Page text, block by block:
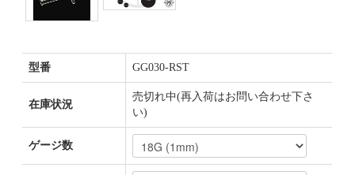
型番 GG030-RST
在庫状況
売切れ中(再入荷はお問い合わせ下さ
い)
ゲージ数